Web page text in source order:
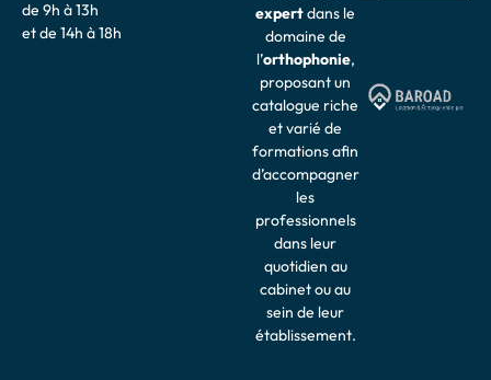
de 9h à 13h
et de 14h à 18h
expertdans le
domaine de
l’orthophonie,
proposant un
catalogue riche
et varié de
formations afin
d’accompagner
les
professionnels
dans leur
quotidien au
cabinet ou au
sein de leur
établissement.